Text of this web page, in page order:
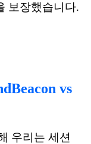
보장했습니다.
vs
우리는 세션